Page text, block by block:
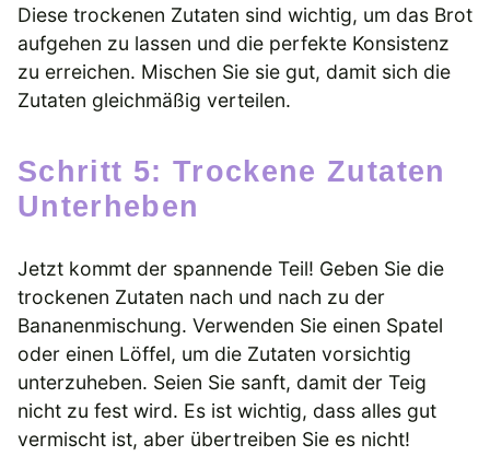
Diese trockenen Zutaten sind wichtig, um das Brot
aufgehen zu lassen und die perfekte Konsistenz
zu erreichen. Mischen Sie sie gut, damit sich die
Zutaten gleichmäßig verteilen.
Schritt 5: Trockene Zutaten
Unterheben
Jetzt kommt der spannende Teil! Geben Sie die
trockenen Zutaten nach und nach zu der
Bananenmischung. Verwenden Sie einen Spatel
oder einen Löffel, um die Zutaten vorsichtig
unterzuheben. Seien Sie sanft, damit der Teig
nicht zu fest wird. Es ist wichtig, dass alles gut
vermischt ist, aber übertreiben Sie es nicht!